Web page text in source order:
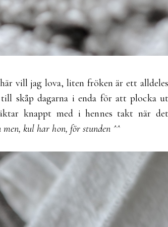
vill jag lova, liten fröken är ett alldeles
skåp dagarna i enda för att plocka ut
knappt med i hennes takt när det
men, kul har hon, för stunden ^^